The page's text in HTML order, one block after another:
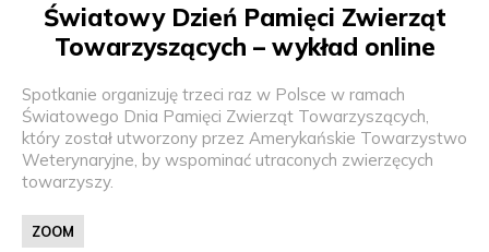
Światowy Dzień Pamięci Zwierząt
Towarzyszących – wykład online
Spotkanie organizuję trzeci raz w Polsce w ramach
Światowego Dnia Pamięci Zwierząt Towarzyszących,
który został utworzony przez Amerykańskie Towarzystwo
Weterynaryjne, by wspominać utraconych zwierzęcych
towarzyszy.
ZOOM